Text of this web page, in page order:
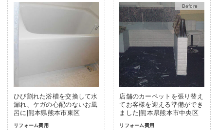
ひび割れた浴槽を交換して水
漏れ、ケガの心配のないお風
呂に|熊本県熊本市東区
リフォーム費用
After
店舗のカーペットを張り替え
てお客様を迎える準備ができ
ました|熊本県熊本市中央区
リフォーム費用